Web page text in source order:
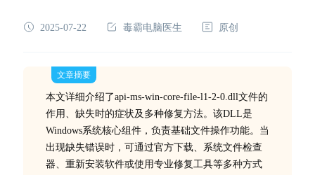
2025-07-22 毒霸电脑医生 原创
文章摘要
本文详细介绍了api-ms-win-core-file-l1-2-0.dll文件的
作用、缺失时的症状及多种修复方法。该DLL是
Windows系统核心组件，负责基础文件操作功能。当
出现缺失错误时，可通过官方下载、系统文件检查
器、重新安装软件或使用专业修复工具等多种方式